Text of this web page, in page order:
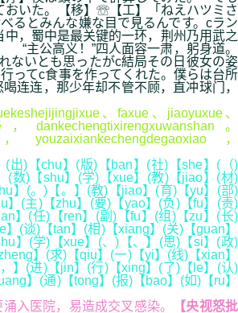
おいた。【移】☏【工】「ねえハツミさ
るとみんな嫌な目で見るんです。cラン
，蜀中是最关键的一环，荆州乃用武之
主公高义！”四人面容一肃，躬身道。
ないとも思ったがc結局その日彼女の姿
ってc食事を作ってくれた。僕らは台所
连，那少年却不管不顾，直冲球门，
、faxue、jiaoyuxue、
dankechengtixirengxuwanshan。
，youzaixiankechengdegaoxiao，
)【chu】(版)【ban】(社)【she】(（)
(数)【shu】(学)【xue】(教)【jiao】(材)
】(。)【。】(教)【jiao】(育)【yu】(部)
】(主)【zhu】(要)【yao】(负)【fu】(责)
】(任)【ren】(副)【fu】(组)【zu】(长)
(谈)【tan】(相)【xiang】(关)【guan】
】(学)【xue】(、)【、】(思)【si】(政)
】(求)【qiu】(一)【yi】(线)【xian】
】(进)【jin】(行)【xing】(了)【le】(认)
】(通)【tong】(报)【bao】(如)【ru】
入医院，易造成交叉感染。
【央视怒批